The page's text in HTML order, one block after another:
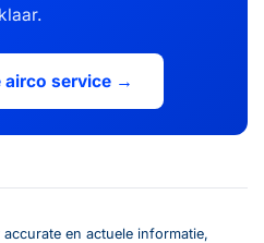
klaar.
airco service →
en actuele informatie,